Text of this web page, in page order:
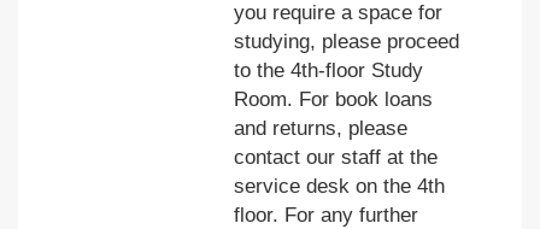
you require a space for
studying, please proceed
to the 4th-floor Study
Room. For book loans
and returns, please
contact our staff at the
service desk on the 4th
floor. For any further